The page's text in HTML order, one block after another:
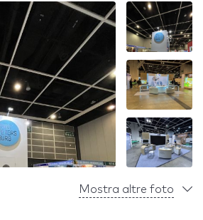
Mostra altre foto